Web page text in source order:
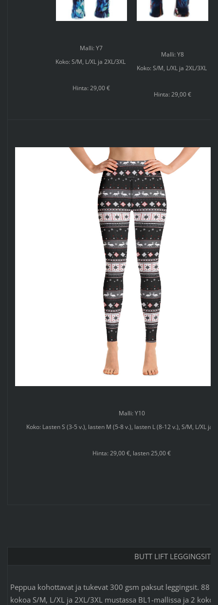
Malli: Y7
Koko: S/M, L/XL ja 2XL/3XL
Hinta: 29,00 €
Malli: Y8
Koko: S/M, L/XL ja 2XL/3XL
Hinta: 29,00 €
Malli: Y10
Koko: Lasten S (3-5 v.), lasten M (5-8 v.), lasten L (8-12 v.), S/M, L/XL ja
Hinta: 29,00 €, lasten 25,00 €
BUTT LIFT LEGGINGSIT
Peppua kohottavat ja tukevat 300 gsm paksut leggingsit. 88
kokoa S/M, L/XL ja 2XL/3XL mustassa BL1-mallissa ja 2